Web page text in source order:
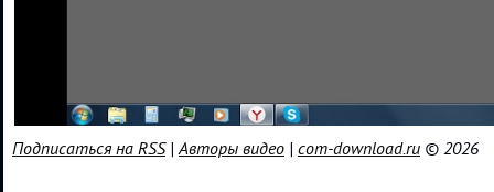
Подписаться на RSS|Авторы видео | com-download.ru © 2026